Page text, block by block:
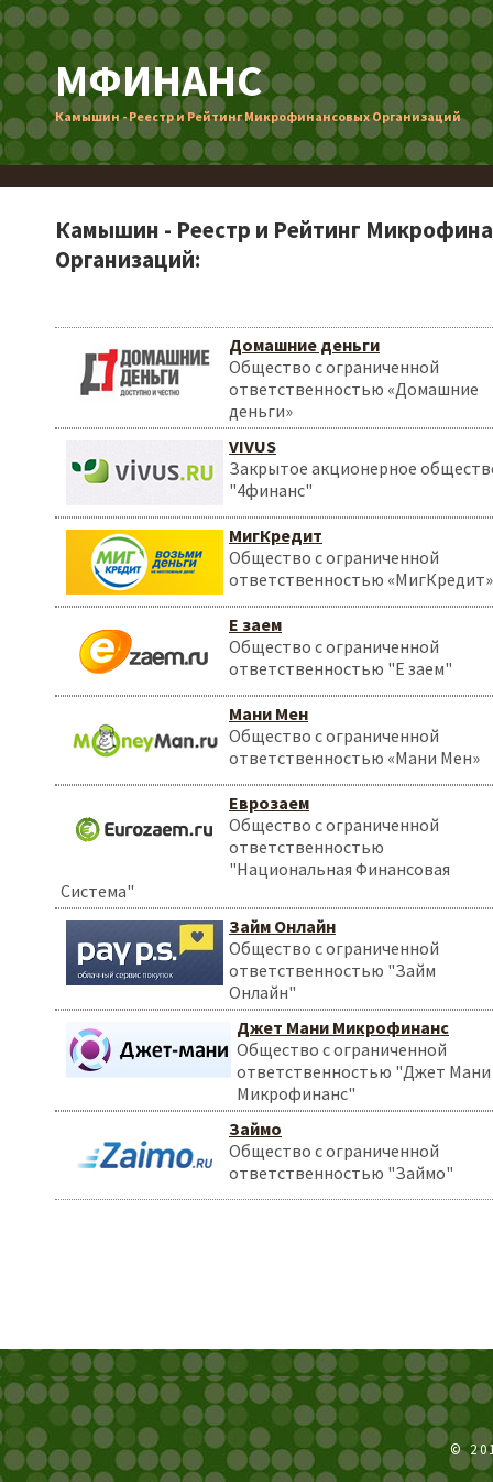
МФИНАНС
Камышин - Реестр и Рейтинг Микрофинансовых Организаций
Камышин - Реестр и Рейтинг
Организаций:
Домашние деньги
Общество с ограниченной
ответственностью «Домашние
деньги»
VIVUS
Закрытое акционерное
"4финанс"
МигКредит
Общество с ограниченной
ответственностью «МигКредит»
Е заем
Общество с ограниченной
ответственностью "Е заем"
Мани Мен
Общество с ограниченной
ответственностью «Мани Мен»
Еврозаем
Общество с ограниченной
ответственностью
"Национальная Финансовая
Система"
Займ Онлайн
Общество с ограниченной
ответственностью "Займ
Онлайн"
Джет Мани Микрофинанс
Общество с ограниченной
ответственностью "Джет Мани
Микрофинанс"
Займо
Общество с ограниченной
ответственностью "Займо"
©